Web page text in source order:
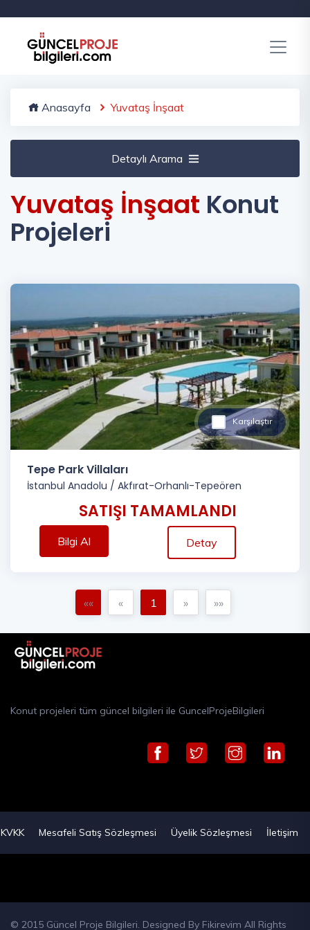
Anasayfa Yuvataş İnşaat
Detaylı Arama
Yuvataş İnşaat Konut
Projeleri
Karşılaştır
Tepe Park Villaları
İstanbul Anadolu / Akfırat-Orhanlı-Tepeören
SATIŞI TAMAMLANDI
Bilgi Al Detay
«« « 1 » »»
Konut projeleri tüm güncel bilgileri ile GuncelProjeBilgileri
KVKK Mesafeli Satış Sözleşmesi Üyelik Sözleşmesi İletişim
© 2015 Güncel Proje Bilgileri. Designed By Fikirevim All Rights